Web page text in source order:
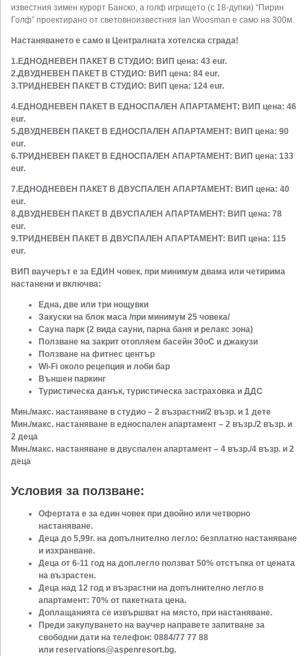
известния зимен курорт Банско, а голф игрището (с 18-дупки) “Пирин
Голф” проектирано от световноизвестния Ian Woosman е само на 300м.
Настаняването е само в Централната хотелска сграда!
1.ЕДНОДНЕВЕН ПАКЕТ В СТУДИО: ВИП цена: 43 eur.
2.ДВУДНЕВЕН ПАКЕТ В СТУДИО: ВИП цена: 84 eur.
3.ТРИДНЕВЕН ПАКЕТ В СТУДИО: ВИП цена: 124 eur.
4.ЕДНОДНЕВЕН ПАКЕТ В ЕДНОСПАЛЕН АПАРТАМЕНТ: ВИП цена: 46
eur.
5.ДВУДНЕВЕН ПАКЕТ В ЕДНОСПАЛЕН АПАРТАМЕНТ: ВИП цена: 90
eur.
6.ТРИДНЕВЕН ПАКЕТ В ЕДНОСПАЛЕН АПАРТАМЕНТ: ВИП цена: 133
eur.
7.ЕДНОДНЕВЕН ПАКЕТ В ДВУСПАЛЕН АПАРТАМЕНТ: ВИП цена: 40
eur.
8.ДВУДНЕВЕН ПАКЕТ В ДВУСПАЛЕН АПАРТАМЕНТ: ВИП цена: 78
eur.
9.ТРИДНЕВЕН ПАКЕТ В ДВУСПАЛЕН АПАРТАМЕНТ: ВИП цена: 115
eur.
ВИП ваучерът е за ЕДИН човек, при минимум двама или четирима
настанени и включва:
Една, две или три нощувки
Закуски на блок маса /при минимум 25 човека/
Сауна парк (2 вида сауни, парна баня и релакс зона)
Ползване на закрит отопляем басейн 30oС и джакузи
Ползване на фитнес център
Wi-Fi около рецепция и лоби бар
Външен паркинг
Туристическа данък, туристическа застраховка и ДДС​
Мин./макс. настаняване в студио – 2 възрастни/2 възр. и 1 дете
Мин./макс. настаняване в едноспален апартамент – 2 възр./2 възр. и
2 деца
Мин./макс. настаняване в двуспален апартамент – 4 възр./4 възр. и 2
деца
Условия за ползване:
Офертата е за един човек при двойно или четворно
настаняване.
Деца до 5,99г. на допълнително легло: безплатно настаняване
и изхранване.
Деца от 6-11 год на доп.легло ползват 50% отстъпка от цената
на възрастен.
Деца над 12 год и възрастни на допълнително легло в
апартамент: 70% от пакетната цена.
Доплащанията се извършват на място, при настаняване.
Преди закупуването на ваучер направете запитване за
свободни дати на телефон: 0884/77 77 88
или reservations@aspenresort.bg.